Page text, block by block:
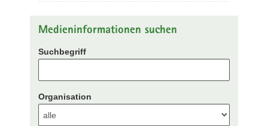
Medieninformationen suchen
Suchbegriff
Organisation